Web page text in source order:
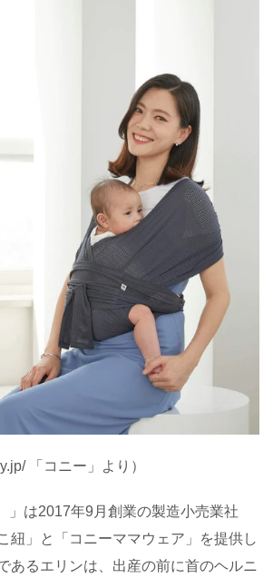
「コニー」より）
」は2017年9 月創業の製造小売業社
紐」と「コニーママウェア」を提供し
あるエリンは、出産の前に首のヘルニ